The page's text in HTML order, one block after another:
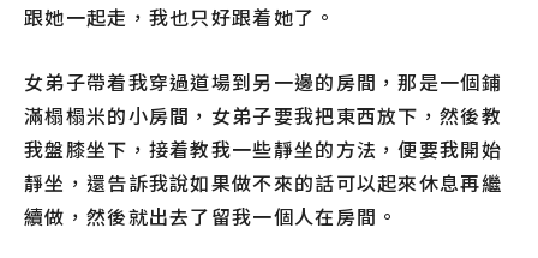
跟她一起走，我也只好跟着她了。
女弟子帶着我穿過道場到另一邊的房間，那是一個鋪
滿榻榻米的小房間，女弟子要我把東西放下，然後教
我盤膝坐下，接着教我一些靜坐的方法，便要我開始
靜坐，還告訴我說如果做不來的話可以起來休息再繼
續做，然後就出去了留我一個人在房間。